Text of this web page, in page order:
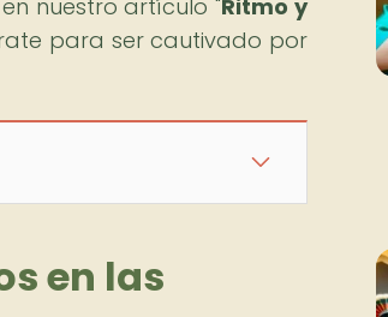
nuestro artículo "Ritmo y
para ser cautivado por
en las